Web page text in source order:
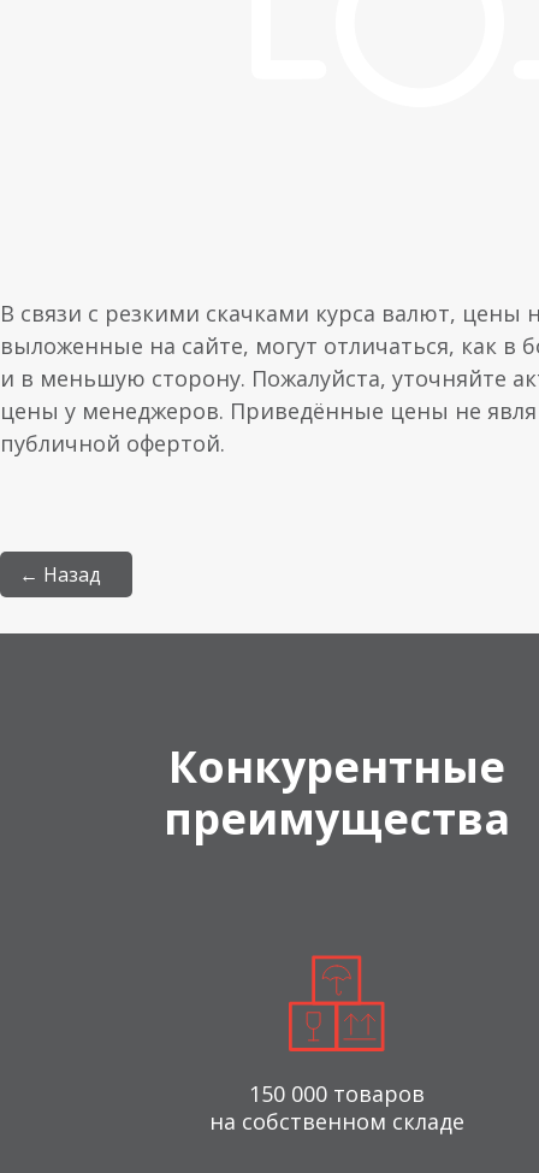
В связи с резкими скачками курса валют, цены
выложенные на сайте, могут отличаться, как в
и в меньшую сторону. Пожалуйста, уточняйте
цены у менеджеров. Приведённые цены не
публичной офертой.
← Назад
Конкурентные
преимущества
150 000 товаров
на собственном складе